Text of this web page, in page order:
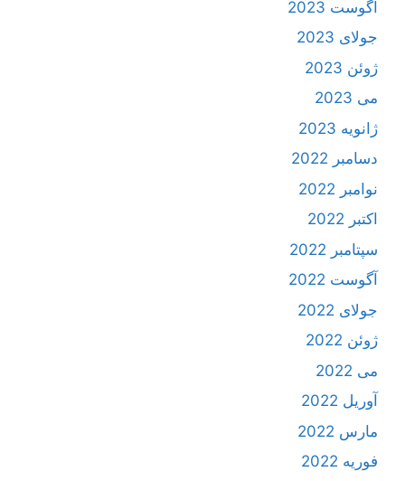
آگوست 2023
جولای 2023
ژوئن 2023
می 2023
ژانویه 2023
دسامبر 2022
نوامبر 2022
اکتبر 2022
سپتامبر 2022
آگوست 2022
جولای 2022
ژوئن 2022
می 2022
آوریل 2022
مارس 2022
فوریه 2022